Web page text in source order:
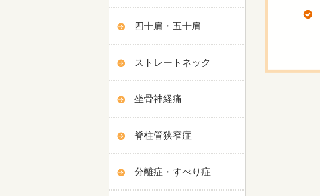
四十肩・五十肩
ストレートネック
坐骨神経痛
脊柱管狭窄症
分離症・すべり症